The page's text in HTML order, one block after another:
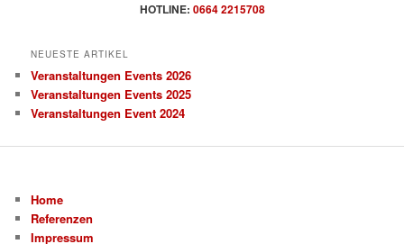
HOTLINE: 0664 2215708
NEUESTE ARTIKEL
Veranstaltungen Events 2026
Veranstaltungen Events 2025
Veranstaltungen Event 2024
Home
Referenzen
Impressum